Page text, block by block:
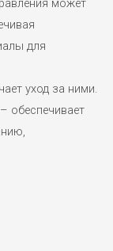
может
для
уход за ними.
обеспечивает